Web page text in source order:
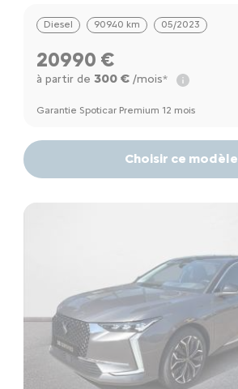
Diesel 90940 km 05/2023
20990 €
à partir de 300 €/mois*
Garantie Spoticar Premium 12 mois
Choisir ce modèle